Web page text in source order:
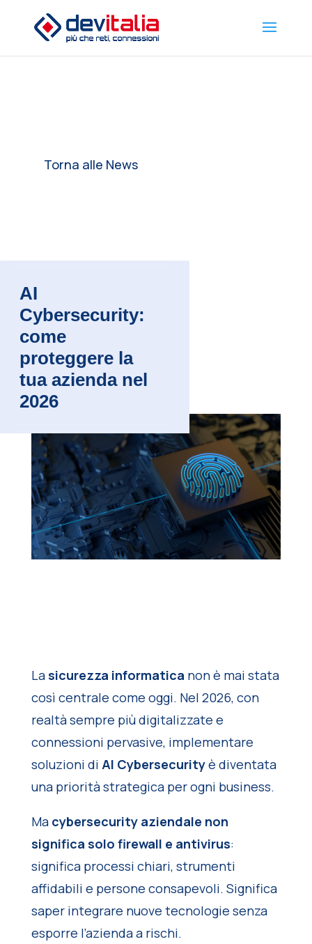
Torna alle News
AI
Cybersecurity:
come
proteggere la
tua azienda nel
2026
Lasicurezza informatica non è mai stata
così centrale come oggi. Nel 2026, con
realtà sempre più digitalizzate e
connessioni pervasive, implementare
soluzioni di AI Cybersecurityè diventata
una priorità strategica per ogni business.
Ma cybersecurity aziendale non
significa solo firewall e antivirus:
significa processi chiari, strumenti
affidabili e persone consapevoli. Significa
saper integrare nuove tecnologie senza
esporre l’azienda a rischi.